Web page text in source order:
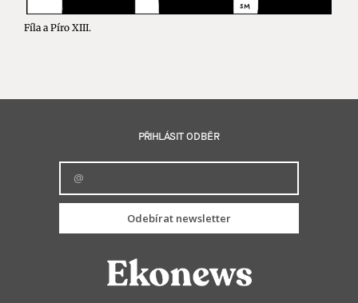
Fíla a Píro XIII.
PŘIHLÁSIT ODBĚR
Odebírat newsletter